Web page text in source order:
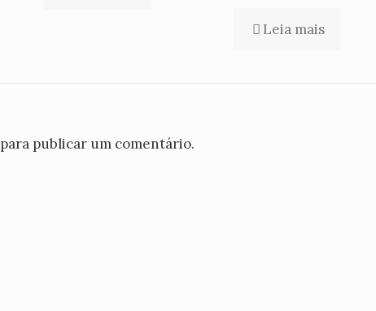
Leia mais
para publicar um comentário.